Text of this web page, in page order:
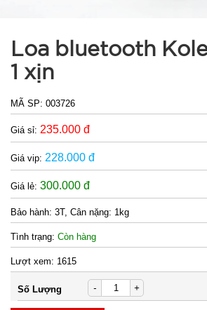
Loa bluetooth
1 xịn
MÃ SP: 003726
Giá sỉ: 235.000 đ
Giá vip: 228.000 đ
Giá lẻ: 300.000 đ
Bảo hành: 3T, Cân nặng: 1kg
Tình trạng: Còn hàng
Lượt xem: 1615
Số Lượng - +